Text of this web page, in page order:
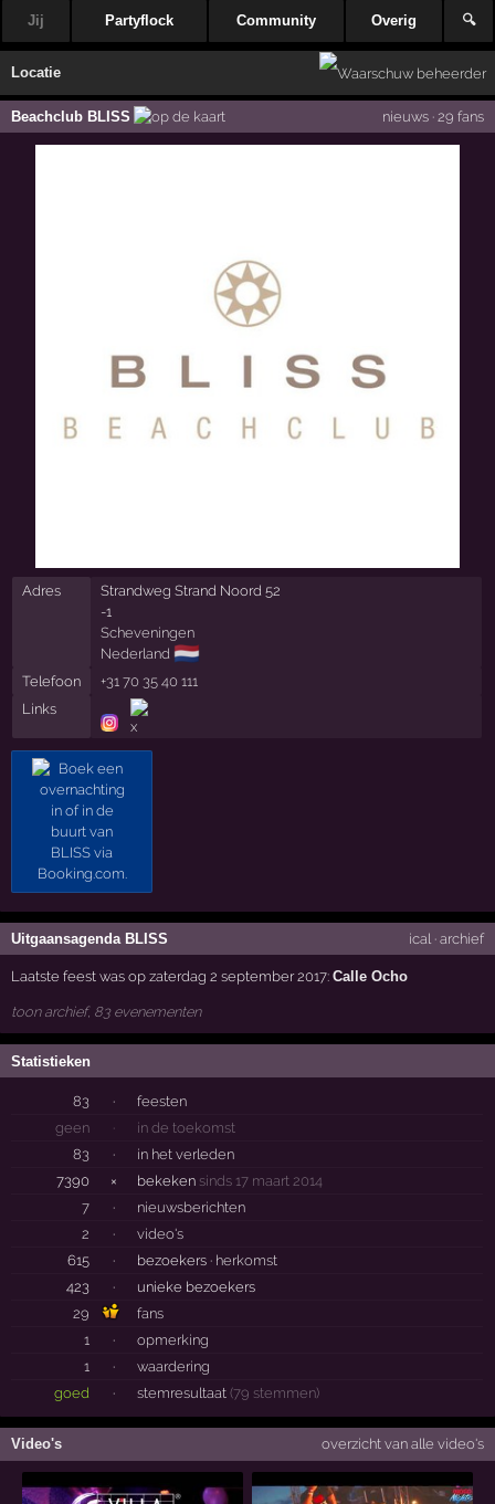
Jij Partyflock Community Overig 🔍
Locatie
Beachclub BLISS nieuws· 29 fans
Adres
Strandweg Strand Noord 52
-1
Scheveningen
Nederland 🇳🇱
Telefoon
+31 70 35 40 111
Links
Uitgaansagenda BLISS ical · archief
Laatste feest was op zaterdag 2 september 2017:Calle Ocho
toon archief, 83 evenementen
Statistieken
83 ·
feesten
geen
·
in de toekomst
83
·
in het verleden
7390
× bekeken sinds 17 maart 2014
7
·
nieuwsberichten
2
·
video's
615
· bezoekers · herkomst
423
·
unieke bezoekers
29
fans
1
·
opmerking
1
·
waardering
goed
· stemresultaat (79 stemmen)
Video's overzicht van alle video's